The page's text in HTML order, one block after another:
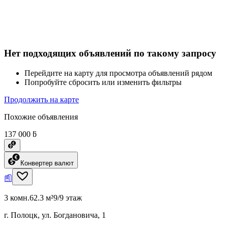
Нет подходящих объявлений по такому запросу
Перейдите на карту для просмотра объявлений рядом
Попробуйте сбросить или изменить фильтры
Продолжить на карте
Похожие объявления
137 000 ƃ
Конвертер валют
3 комн.62.3 м²9/9 этаж
г. Полоцк, ул. Богдановича, 1